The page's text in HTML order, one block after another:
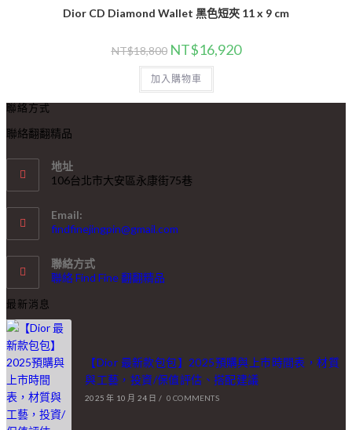
Dior CD Diamond Wallet 黑色短夾 11 x 9 cm
NT$18,800 NT$16,920
加入購物車
聯絡方式
聯絡翻翻精品
地址
106台北市大安區永康街75巷
Email:
findfinejingpin@gmail.com
聯絡方式
聯絡 Find Fine 翻翻精品
最新消息
【Dior 最新款包包】2025預購與上市時間表，材質
與工藝，投資/保值評估、搭配建議
2025 年 10 月 24 日 / 0 COMMENTS